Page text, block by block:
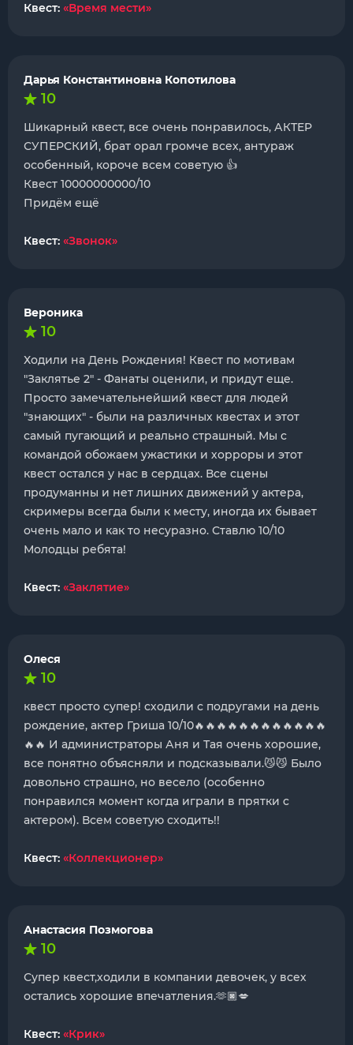
Квест: «Время мести»
Дарья Константиновна Копотилова
10
Шикарный квест, все очень понравилось, АКТЕР
СУПЕРСКИЙ, брат орал громче всех, антураж
особенный, короче всем советую 👍
Квест 10000000000/10
Придём ещё
Квест: «Звонок»
Вероника
10
Ходили на День Рождения! Квест по мотивам
"Заклятье 2" - Фанаты оценили, и придут еще.
Просто замечательнейший квест для людей
"знающих" - были на различных квестах и этот
самый пугающий и реально страшный. Мы с
командой обожаем ужастики и хорроры и этот
квест остался у нас в сердцах. Все сцены
продуманны и нет лишних движений у актера,
скримеры всегда были к месту, иногда их бывает
очень мало и как то несуразно. Ставлю 10/10
Молодцы ребята!
Квест: «Заклятие»
Олеся
10
квест просто супер! сходили с подругами на день
рождение, актер Гриша 10/10🔥🔥🔥🔥🔥🔥🔥🔥🔥🔥🔥🔥
🔥🔥 И администраторы Аня и Тая очень хорошие,
все понятно объясняли и подсказывали.😼😼 Было
довольно страшно, но весело (особенно
понравился момент когда играли в прятки с
актером). Всем советую сходить!!
Квест: «Коллекционер»
Анастасия Позмогова
10
Супер квест,ходили в компании девочек, у всех
остались хорошие впечатления.🫶🏿💋
Квест: «Крик»